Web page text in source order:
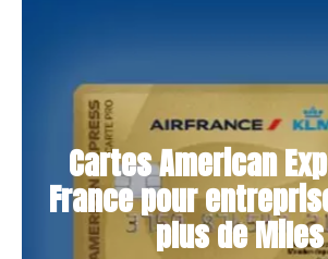
Cartes American
France pour
plus de